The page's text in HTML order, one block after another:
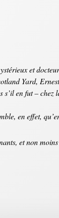
et
Yard,
s’il en fut – chez
en effet,
et non